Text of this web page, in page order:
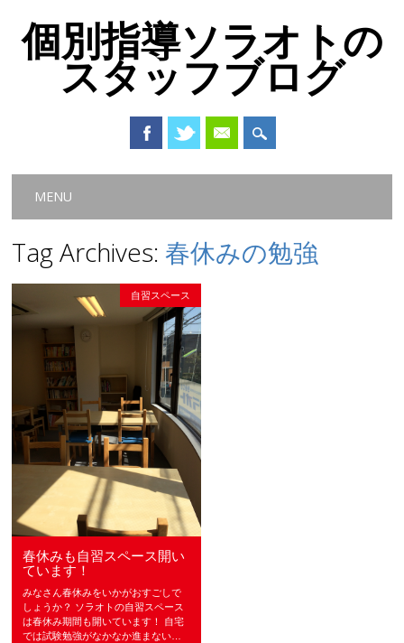
個別指導ソラオトの
スタッフブログ
Main menu
MENU
Tag Archives:春休みの勉強
自習スペース
春休みも自習スペース開い
ています！
みなさん春休みをいかがおすごしで
しょうか？ ソラオトの自習スペース
は春休み期間も開いています！ 自宅
では試験勉強がなかなか進まない…